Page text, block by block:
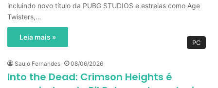
incluindo novo título da PUBG STUDIOS e estreias como Age
Twisters,…
Leia mais »
PC
Saulo Fernandes 08/06/2026
Into the Dead: Crimson Heights é